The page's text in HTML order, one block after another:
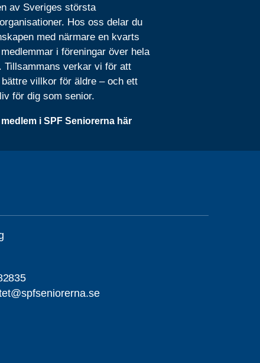
av Sveriges största
Hos oss delar du
med närmare en kvarts
i föreningar över hela
Tillsammans verkar vi för att
villkor för äldre – och ett
för dig som senior.
medlem i SPF Seniorerna här